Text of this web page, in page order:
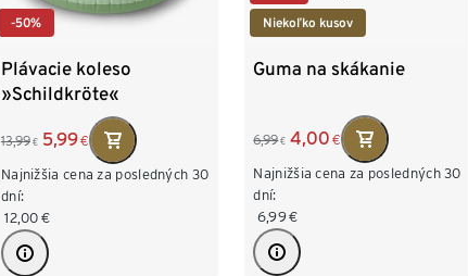
-50%
Plávacie koleso
»Schildkröte«
13,99 € 5,99€
Najnižšia cena za posledných 30
dní:
12,00 €
Niekoľko kusov
Guma na skákanie
6,99 € 4,00 €
Najnižšia cena za posledných 30
dní:
6,99€